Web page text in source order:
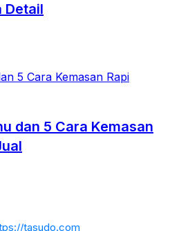
Detail
dan 5 Cara Kemasan
tasudo.com